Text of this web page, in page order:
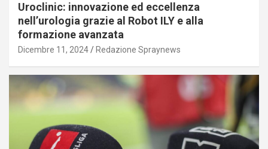
Uroclinic: innovazione ed eccellenza
nell’urologia grazie al Robot ILY e alla
formazione avanzata
Dicembre 11, 2024 Redazione Spraynews